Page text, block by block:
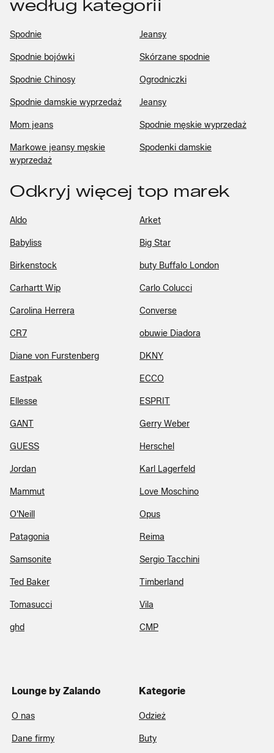
według kategorii
Spodnie Jeansy
Spodnie bojówki Skórzane spodnie
Spodnie Chinosy Ogrodniczki
Spodnie damskie wyprzedaż Jeansy
Mom jeans Spodnie męskie wyprzedaż
Markowe jeansy męskie
wyprzedaż
Spodenki damskie
Odkryj więcej top marek
Aldo Arket
Babyliss Big Star
Birkenstock buty Buffalo London
Carhartt Wip Carlo Colucci
Carolina Herrera Converse
CR7 obuwie Diadora
Diane von Furstenberg DKNY
Eastpak ECCO
Ellesse ESPRIT
GANT Gerry Weber
GUESS Herschel
Jordan Karl Lagerfeld
Mammut Love Moschino
O'Neill Opus
Patagonia Reima
Samsonite Sergio Tacchini
Ted Baker Timberland
Tomasucci Vila
ghd CMP
Lounge by Zalando
O nas
Dane firmy
Kategorie
Odzież
Buty